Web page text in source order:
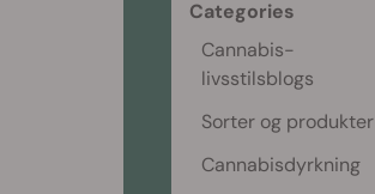
Categories
Cannabis-
livsstilsblogs
Sorter og produkter
Cannabisdyrkning